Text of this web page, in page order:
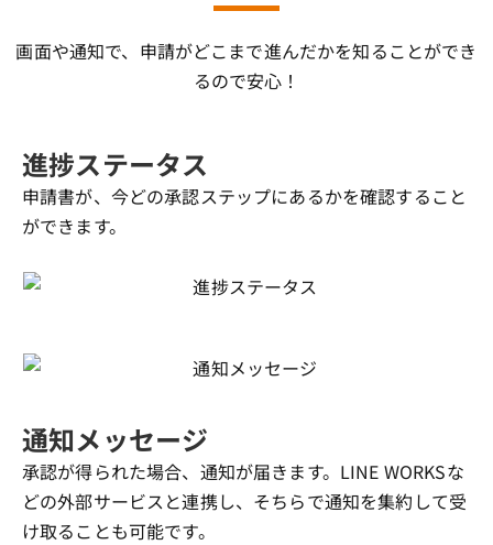
画面や通知で、申請がどこまで進んだかを知ることができ
るので安心！
進捗ステータス
申請書が、今どの承認ステップにあるかを確認すること
ができます。
通知メッセージ
承認が得られた場合、通知が届きます。LINE WORKSな
どの外部サービスと連携し、そちらで通知を集約して受
け取ることも可能です。